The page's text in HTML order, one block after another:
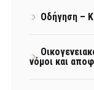
Οδήγηση –
νόμοι και